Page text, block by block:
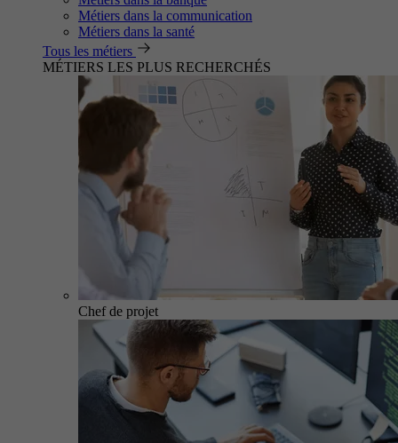
Métiers dans la communication
Métiers dans la santé
Tous les métiers
MÉTIERS LES PLUS RECHERCHÉS
Chef de projet